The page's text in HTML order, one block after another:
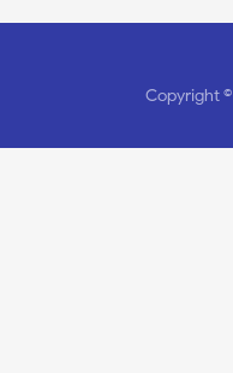
Copyright ©